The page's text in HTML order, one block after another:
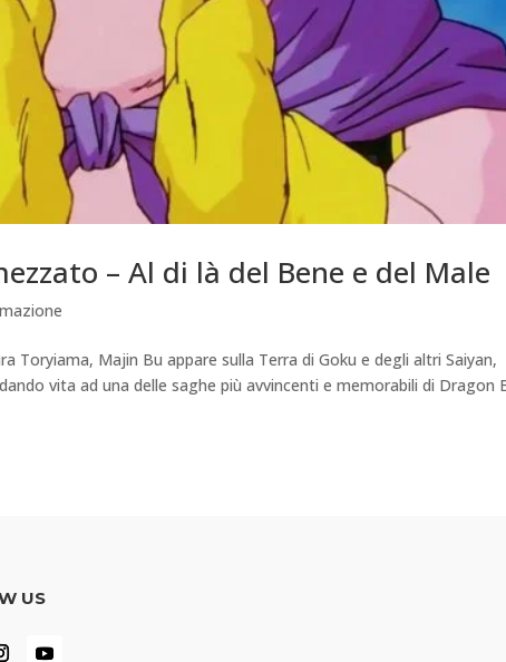
– Al di là del Bene e del Male
Toryiama, Majin Bu appare sulla Terra di Goku e degli altri Saiyan,
vita ad una delle saghe più avvincenti e memorabili di Dragon
US